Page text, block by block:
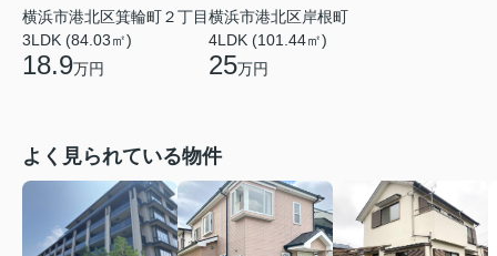
横浜市港北区箕輪町２丁目
3LDK (84.03㎡)
18.9万円
横浜市港北区岸根町
4LDK (101.44㎡)
25万円
よく見られている物件